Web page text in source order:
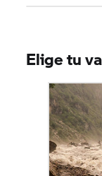
Elige tu